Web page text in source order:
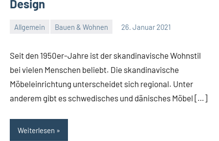
Design
Allgemein Bauen & Wohnen 26. Januar 2021
Redaktion
Keine
Seit den 1950er-Jahre ist der skandinavische Wohnstil
bei vielen Menschen beliebt. Die skandinavische
Möbeleinrichtung unterscheidet sich regional. Unter
anderem gibt es schwedisches und dänisches Möbel […]
Weiterlesen